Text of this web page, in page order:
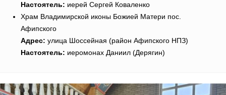
Настоятель: иерей Сергей Коваленко
Храм Владимирской иконы Божией Матери пос.
Афипского
Адрес: улица Шоссейная (район Афипского НПЗ)
Настоятель: иеромонах Даниил (Дерягин)